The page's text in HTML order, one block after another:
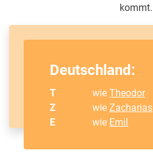
kommt.
Deutschland:
T wieTheodor
Z
wieZacharias
E
wie Emil